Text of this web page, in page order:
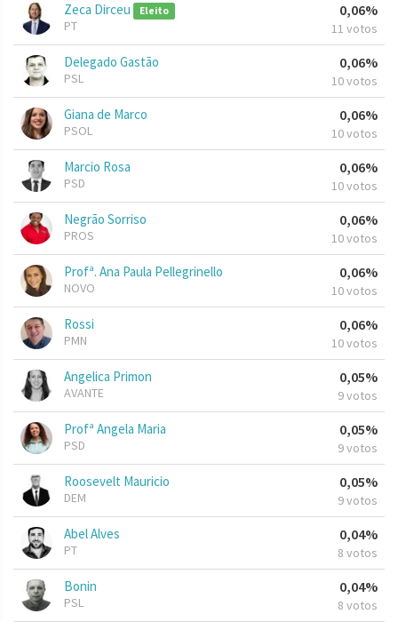
Zeca Dirceu Eleito
PT
0,06%
11 votos
Delegado Gastão
PSL
0,06%
10 votos
Giana de Marco
PSOL
0,06%
10 votos
Marcio Rosa
PSD
0,06%
10 votos
Negrão Sorriso
PROS
0,06%
10 votos
Profª. Ana Paula Pellegrinello
NOVO
0,06%
10 votos
Rossi
PMN
0,06%
10 votos
Angelica Primon
AVANTE
0,05%
9 votos
Profª Angela Maria
PSD
0,05%
9 votos
Roosevelt Mauricio
DEM
0,05%
9 votos
Abel Alves
PT
0,04%
8 votos
Bonin
PSL
0,04%
8 votos